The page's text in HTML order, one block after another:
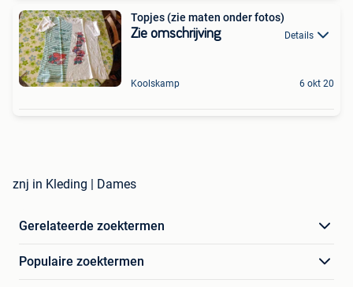
Topjes (zie maten onder fotos)
Zie omschrijving Details
Koolskamp 6 okt 20
znj in Kleding | Dames
Gerelateerde zoektermen
Populaire zoektermen